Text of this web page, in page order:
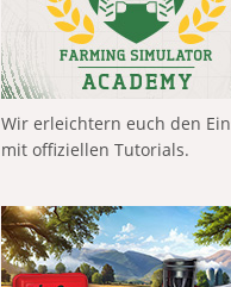
Wir erleichtern euch den
mit offiziellen Tutorials.